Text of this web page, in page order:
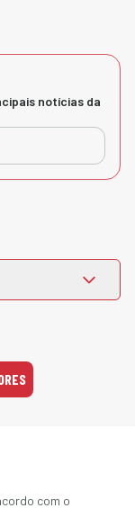
notícias da
com o